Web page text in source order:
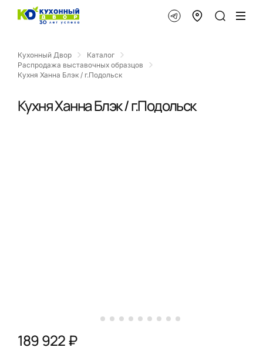
Кухонный Двор
Каталог
Распродажа выставочных образцов
Кухня Ханна Блэк / г.Подольск
Кухня Ханна Блэк / г.Подольск
189 922 ₽